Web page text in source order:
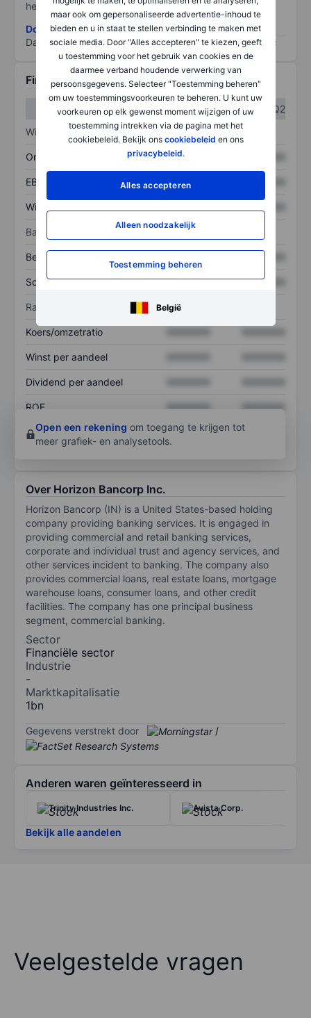
maar ook om gepersonaliseerde advertentie-inhoud te
bieden en u in staat te stellen verbinding te maken met
sociale media. Door "Alles accepteren" te kiezen, geeft
u toestemming voor het gebruik van cookies en de
daarmee verband houdende verwerking van
persoonsgegevens. Selecteer "Toestemming beheren"
om uw toestemmingsvoorkeuren te beheren. U kunt uw
voorkeuren op elk gewenst moment wijzigen of uw
toestemming intrekken via de pagina met het
cookiebeleid. Bekijk ons cookiebeleid en ons
privacybeleid.
Alles accepteren
Alleen noodzakelijk
Toestemming beheren
België
het grootste risico).
Download de ESG-risicomethodologie
Data provided by
/
Financiële gegevens
Q1
Q2
Winst/verlies
Omzet XXXXXXX
EBITDA XXXXXXX
Winst
Balans
Bezittingen XXXXXXX
Schulden XXXXXXX XXXXXXX
Ratio's
Koers/omzetratio
Winst per aandeel
Dividend per aandeel
ROE XXXXXXX
XXXXXXX
Open een rekening om toegang te krijgen tot
meer grafiek- en analysetools.
Over Horizon Bancorp Inc.
Horizon Bancorp (IN) is a United States-based holding
company providing banking services. It is engaged in
providing commercial and retail banking services,
corporate and individual trust and agency services, and
other services incident to banking. The company also
provides commercial loans, real estate loans, mortgage
warehouse loans, consumer loans, and other credit
facilities. The company has one principal business
segment, commercial banking.
Sector
Financiële sector
Industrie
-
Marktkapitalisatie
1bn
Gegevens verstrekt door /
Anderen waren geïnteresseerd in
Trinity Industries Inc. Avista Corp.
Bekijk alle aandelen
Veelgestelde vragen